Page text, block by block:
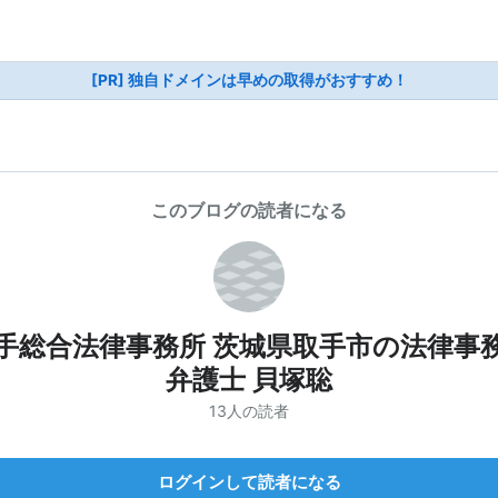
[PR] 独自ドメインは早めの取得がおすすめ！
このブログの読者になる
総合法律事務所 茨城県取手市の法律事
弁護士 貝塚聡
13人の読者
ログインして読者になる